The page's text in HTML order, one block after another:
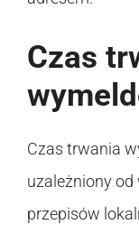
Czas
Czas trwania
uzależniony
przepisów